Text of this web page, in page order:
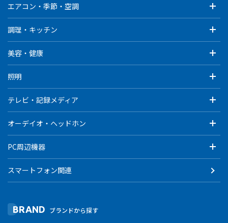
エアコン・季節・空調
調理・キッチン
美容・健康
照明
テレビ・記録メディア
オーデイオ・ヘッドホン
PC周辺機器
スマートフォン関連
BRAND ブランドから探す